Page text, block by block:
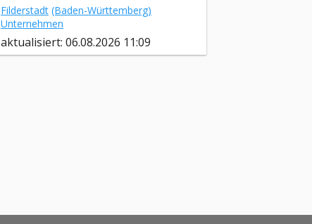
Filderstadt (Baden-Württemberg)
Unternehmen
aktualisiert: 06.08.2026 11:09